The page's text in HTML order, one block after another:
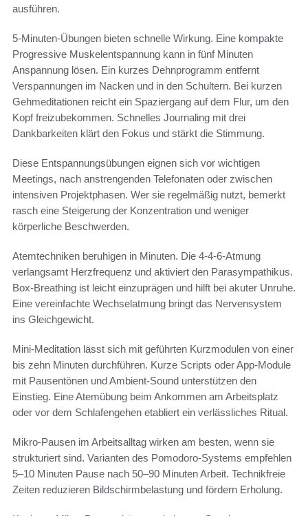
ausführen.
5-Minuten-Übungen bieten schnelle Wirkung. Eine kompakte
Progressive Muskelentspannung kann in fünf Minuten
Anspannung lösen. Ein kurzes Dehnprogramm entfernt
Verspannungen im Nacken und in den Schultern. Bei kurzen
Gehmeditationen reicht ein Spaziergang auf dem Flur, um den
Kopf freizubekommen. Schnelles Journaling mit drei
Dankbarkeiten klärt den Fokus und stärkt die Stimmung.
Diese Entspannungsübungen eignen sich vor wichtigen
Meetings, nach anstrengenden Telefonaten oder zwischen
intensiven Projektphasen. Wer sie regelmäßig nutzt, bemerkt
rasch eine Steigerung der Konzentration und weniger
körperliche Beschwerden.
Atemtechniken beruhigen in Minuten. Die 4-4-6-Atmung
verlangsamt Herzfrequenz und aktiviert den Parasympathikus.
Box-Breathing ist leicht einzuprägen und hilft bei akuter Unruhe.
Eine vereinfachte Wechselatmung bringt das Nervensystem
ins Gleichgewicht.
Mini-Meditation lässt sich mit geführten Kurzmodulen von einer
bis zehn Minuten durchführen. Kurze Scripts oder App-Module
mit Pausentönen und Ambient-Sound unterstützen den
Einstieg. Eine Atemübung beim Ankommen am Arbeitsplatz
oder vor dem Schlafengehen etabliert ein verlässliches Ritual.
Mikro-Pausen im Arbeitsalltag wirken am besten, wenn sie
strukturiert sind. Varianten des Pomodoro-Systems empfehlen
5–10 Minuten Pause nach 50–90 Minuten Arbeit. Technikfreie
Zeiten reduzieren Bildschirmbelastung und fördern Erholung.